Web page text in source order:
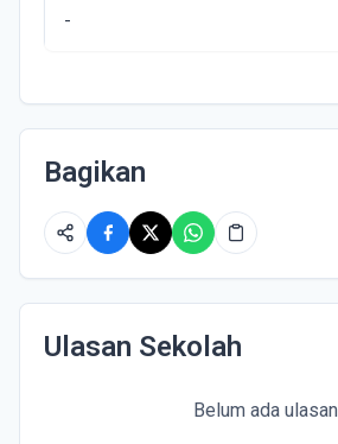
-
Bagikan
Ulasan Sekolah
Belum ada ulasan